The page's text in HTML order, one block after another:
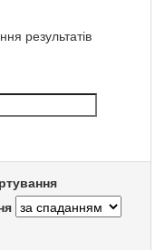
результатів